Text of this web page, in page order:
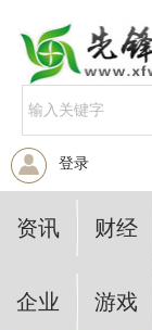
登录
资讯 财经
企业 游戏